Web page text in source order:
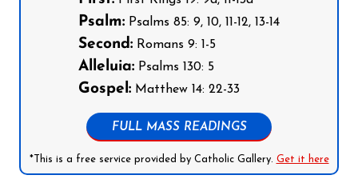
Psalm: Psalms 85: 9, 10, 11-12, 13-14
Second: Romans 9: 1-5
Alleluia: Psalms 130: 5
Gospel: Matthew 14: 22-33
FULL MASS READINGS
*This is a free service provided by Catholic Gallery. Get it here